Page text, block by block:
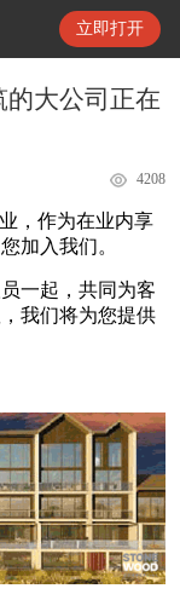
立即打开
大公司正在
4208
，作为在业内享
加入我们。
一起，共同为客
我们将为您提供